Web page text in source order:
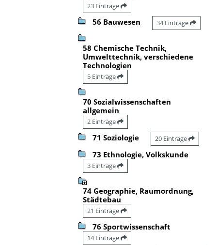
23 Einträge
56 Bauwesen 34 Einträge
58 Chemische Technik,
Umwelttechnik, verschiedene
Technologien
5 Einträge
70 Sozialwissenschaften
allgemein
2 Einträge
71 Soziologie 20 Einträge
73 Ethnologie, Volkskunde
3 Einträge
74 Geographie, Raumordnung,
Städtebau
21 Einträge
76 Sportwissenschaft
14 Einträge